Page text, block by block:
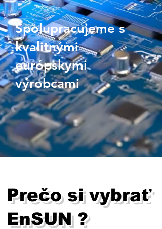
Spolupracujeme s
kvalitnými
európskymi
výrobcami
Prečo si vybrať
EnSUN ?